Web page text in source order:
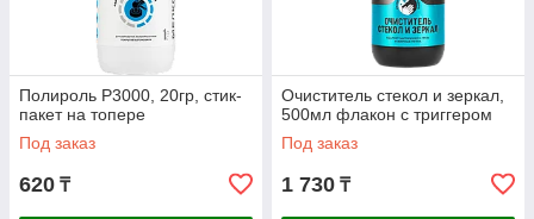
Полироль Р3000, 20гр, стик-
пакет на топере
Под заказ
620 ₸
Очиститель стекол и зеркал,
500мл флакон с триггером
Под заказ
1 730 ₸